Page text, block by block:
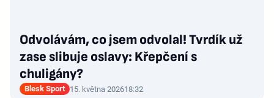
Odvolávám, co jsem odvolal! Tvrdík už
zase slibuje oslavy: Křepčení s
chuligány?
Blesk Sport 15. května 202618:32